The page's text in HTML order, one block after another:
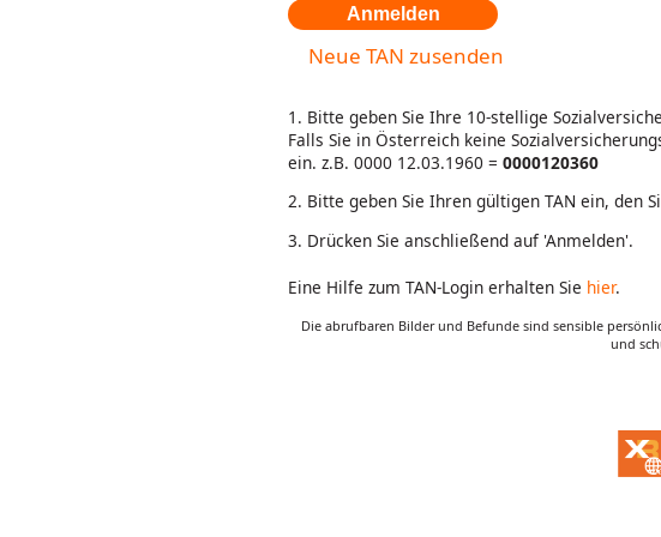
Neue TAN zusenden
1. Bitte geben Sie Ihre 10-stellige
Falls Sie in Österreich keine
ein. z.B. 0000 12.03.1960 = 0000120360
2. Bitte geben Sie Ihren gültigen TAN ein, den
3. Drücken Sie anschließend auf 'Anmelden'.
Eine Hilfe zum TAN-Login erhalten Sie hier.
Die abrufbaren Bilder und Befunde sind sensible
und